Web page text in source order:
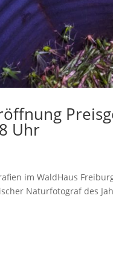
Uhr
im WaldHaus
Naturfotograf des